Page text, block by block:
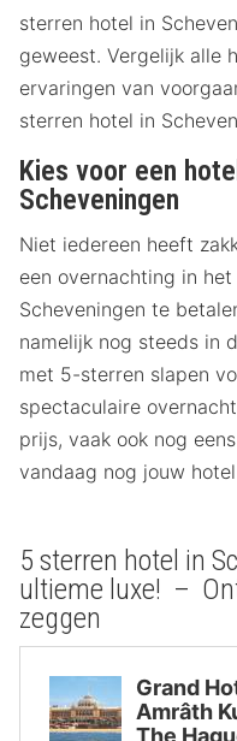
sterren hotel in
geweest. Vergelijk alle
ervaringen van
sterren hotel in
Kies voor een
Scheveningen
Niet iedereen heeft
een overnachting in
Scheveningen te
namelijk nog steeds in
met 5-sterren slapen
spectaculaire
prijs, vaak ook nog
vandaag nog jouw
5 sterren hotel in
ultieme luxe! –
zeggen
Grand
Amrâth
The